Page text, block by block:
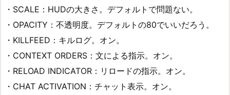
・SCALE：HUDの大きさ。デフォルトで問題ない。
・OPACITY：不透明度。デフォルトの80でいいだろう。
・KILLFEED：キルログ。オン。
・CONTEXT ORDERS：文による指示。オン。
・RELOAD INDICATOR：リロードの指示。オン。
・CHAT ACTIVATION：チャット表示。オン。